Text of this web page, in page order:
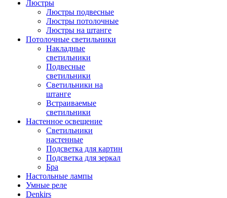
Люстры
Люстры подвесные
Люстры потолочные
Люстры на штанге
Потолочные светильники
Накладные
светильники
Подвесные
светильники
Светильники на
штанге
Встраиваемые
светильники
Настенное освещение
Светильники
настенные
Подсветка для картин
Подсветка для зеркал
Бра
Настольные лампы
Умные реле
Denkirs